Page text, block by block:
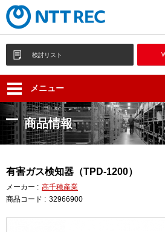
検討リスト
メニュー
商品情報
有害ガス検知器（TPD-1200）
メーカー : 高千穂産業
商品コード : 32966900